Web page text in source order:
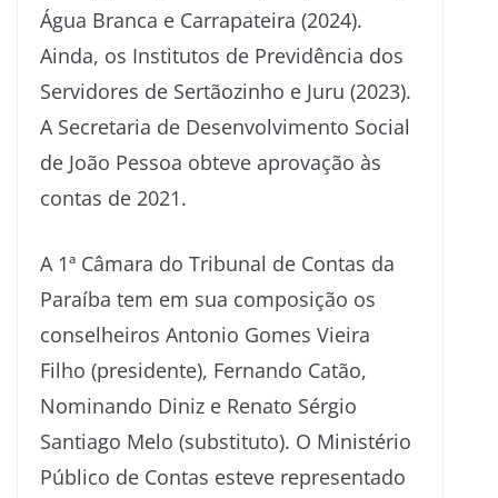
Água Branca e Carrapateira (2024).
Ainda, os Institutos de Previdência dos
Servidores de Sertãozinho e Juru (2023).
A Secretaria de Desenvolvimento Social
de João Pessoa obteve aprovação às
contas de 2021.
A 1ª Câmara do Tribunal de Contas da
Paraíba tem em sua composição os
conselheiros Antonio Gomes Vieira
Filho (presidente), Fernando Catão,
Nominando Diniz e Renato Sérgio
Santiago Melo (substituto). O Ministério
Público de Contas esteve representado